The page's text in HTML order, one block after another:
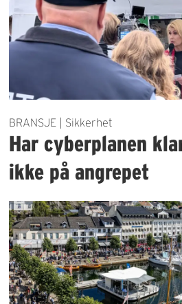
BRANSJE | Sikkerhet
Har cyberplanen
ikke på angrepet